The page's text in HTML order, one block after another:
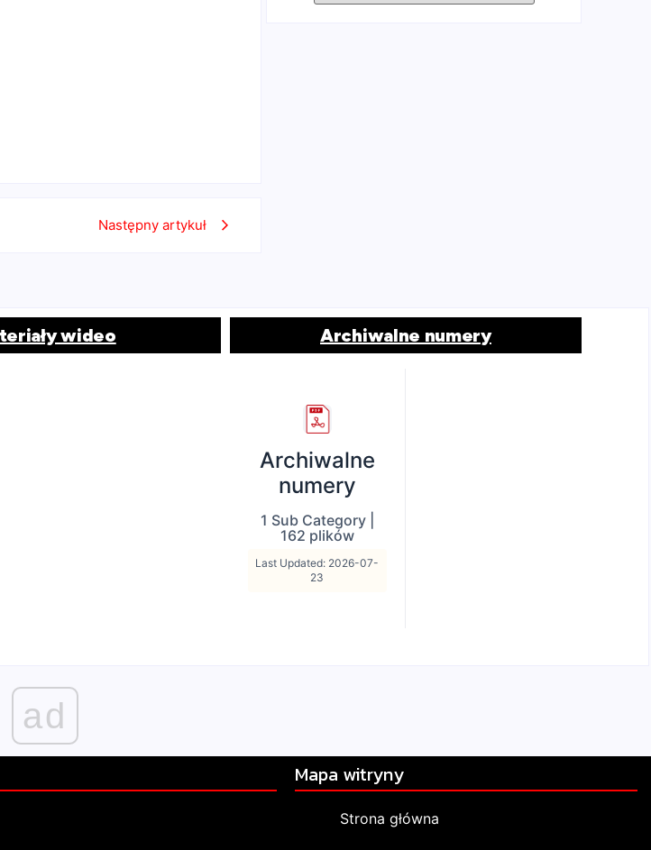
Następny artykuł
wideo Archiwalne numery
Archiwalne
numery
1 Sub Category
162 plików
Last Updated: 2026-07-
23
ad
Mapa witryny
Strona główna